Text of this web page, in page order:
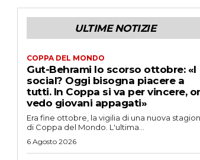
ULTIME NOTIZIE
COPPA DEL MONDO
Gut-Behrami lo scorso ottobre: «I
social? Oggi bisogna piacere a
tutti. In Coppa si va per vincere,
vedo giovani appagati»
Era fine ottobre, la vigilia di una nuova
di Coppa del Mondo. L'ultima...
6 Agosto 2026